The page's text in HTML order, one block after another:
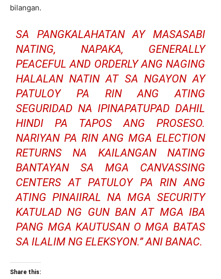
bilangan.
SA PANGKALAHATAN AY MASASABI
NATING, NAPAKA, GENERALLY
PEACEFUL AND ORDERLY ANG NAGING
HALALAN NATIN AT SA NGAYON AY
PATULOY PA RIN ANG ATING
SEGURIDAD NA IPINAPATUPAD DAHIL
HINDI PA TAPOS ANG PROSESO.
NARIYAN PA RIN ANG MGA ELECTION
RETURNS NA KAILANGAN NATING
BANTAYAN SA MGA CANVASSING
CENTERS AT PATULOY PA RIN ANG
ATING PINAIIRAL NA MGA SECURITY
KATULAD NG GUN BAN AT MGA IBA
PANG MGA KAUTUSAN O MGA BATAS
SA ILALIM NG ELEKSYON.” ANI BANAC.
Share this: